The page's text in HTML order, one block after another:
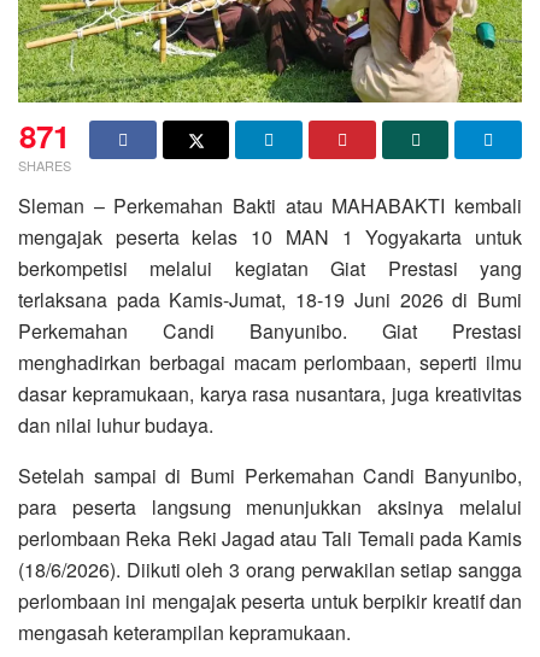
871
SHARES
Sleman – Perkemahan Bakti atau MAHABAKTI kembali
mengajak peserta kelas 10 MAN 1 Yogyakarta untuk
berkompetisi melalui kegiatan Giat Prestasi yang
terlaksana pada Kamis-Jumat, 18-19 Juni 2026 di Bumi
Perkemahan Candi Banyunibo. Giat Prestasi
menghadirkan berbagai macam perlombaan, seperti ilmu
dasar kepramukaan, karya rasa nusantara, juga kreativitas
dan nilai luhur budaya.
Setelah sampai di Bumi Perkemahan Candi Banyunibo,
para peserta langsung menunjukkan aksinya melalui
perlombaan Reka Reki Jagad atau Tali Temali pada Kamis
(18/6/2026). Diikuti oleh 3 orang perwakilan setiap sangga
perlombaan ini mengajak peserta untuk berpikir kreatif dan
mengasah keterampilan kepramukaan.